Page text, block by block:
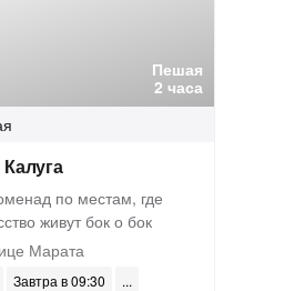
Пешая
2 часа
по местам, где
живут бок о бок
Марата
Завтра в 09:30